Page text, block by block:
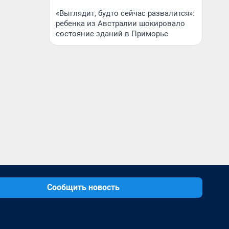
«Выглядит, будто сейчас развалится»:
ребенка из Австралии шокировало
состояние зданий в Приморье
Сообщить новость